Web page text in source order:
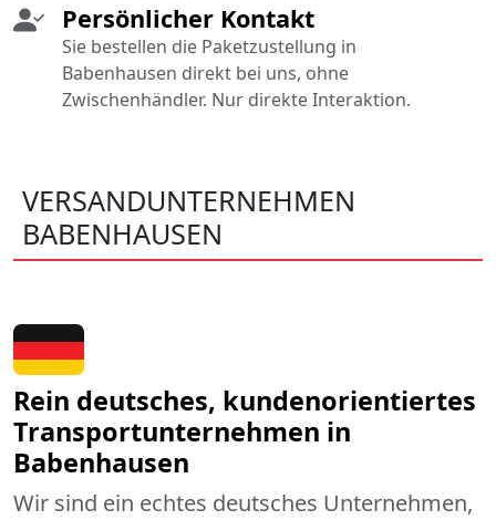
Persönlicher Kontakt
Sie bestellen die Paketzustellung in
Babenhausen direkt bei uns, ohne
Zwischenhändler. Nur direkte Interaktion.
VERSANDUNTERNEHMEN
BABENHAUSEN
Rein deutsches, kundenorientiertes
Transportunternehmen in
Babenhausen
Wir sind ein echtes deutsches Unternehmen,